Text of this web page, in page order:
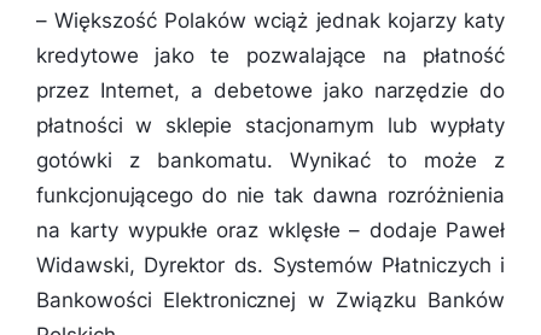
–Większość Polaków wciąż jednak kojarzy katy
kredytowe jako te pozwalające na płatność
przez Internet, a debetowe jako narzędzie do
płatności w sklepie stacjonarnym lub wypłaty
gotówki z bankomatu. Wynikać to może z
funkcjonującego do nie tak dawna rozróżnienia
na karty wypukłe oraz wklęsłe– dodaje Paweł
Widawski, Dyrektor ds. Systemów Płatniczych i
Bankowości Elektronicznej w Związku Banków